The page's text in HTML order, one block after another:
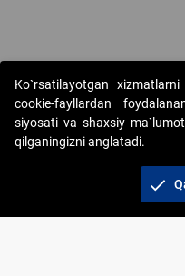
Copyright © 2017-2026.
tashkil etish" AJ. Barcha
Ko`rsatilayotgan
cookie-fayllardan
siyosati va shaxsiy
qilganingizni anglatadi.
check